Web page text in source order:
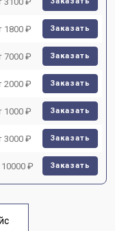
1800 ₽ Заказать
7000 ₽ Заказать
2000 ₽ Заказать
1000 ₽ Заказать
3000 ₽ Заказать
10000 ₽ Заказать